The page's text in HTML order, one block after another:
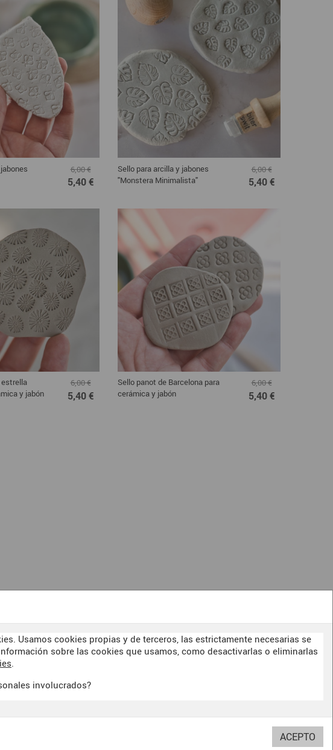
Usamos cookies propias y de terceros, las estrictamente necesarias se
sobre las cookies que usamos, como desactivarlas o eliminarlas
.
involucrados?
6,00 €
5,40 €
Sello para arcilla y jabones
"Monstera Minimalista"
6,00 €
5,40 €
y jabón
6,00 €
5,40 €
Sello panot de Barcelona para
cerámica y jabón
6,00 €
5,40 €
DARK SIDE